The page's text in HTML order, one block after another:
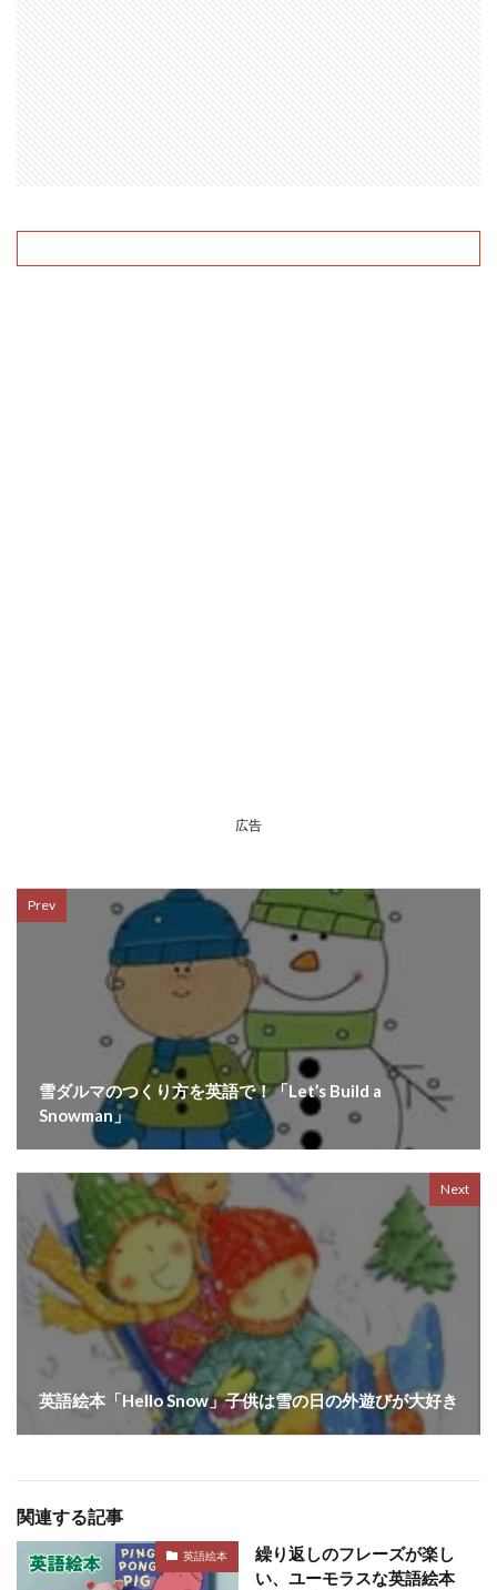
広告
Prev
雪ダルマのつくり方を英語で！「Let’s Build a
Snowman」
Next
英語絵本「Hello Snow」子供は雪の日の外遊びが大好き
関連する記事
英語絵本
繰り返しのフレーズが楽し
い、ユーモラスな英語絵本